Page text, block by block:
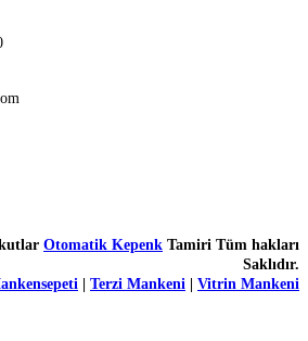
Otomatik Kepenk Tamiri Tüm hakları
Saklıdır.
Terzi Mankeni Vitrin Mankeni